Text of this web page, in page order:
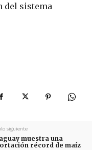
del sistema
siguiente
muestra una
récord de maíz